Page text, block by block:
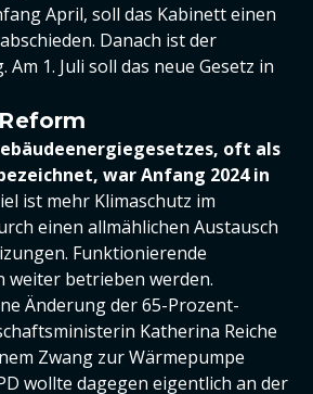
April, soll das Kabinett einen
Danach ist der
Am 1. Juli soll das neue Gesetz in
oft als
war Anfang 2024 in
ist mehr Klimaschutz im
einen allmählichen Austausch
Funktionierende
weiter betrieben werden.
Änderung der 65-Prozent-
Katherina Reiche
Zwang zur Wärmepumpe
wollte dagegen eigentlich an der